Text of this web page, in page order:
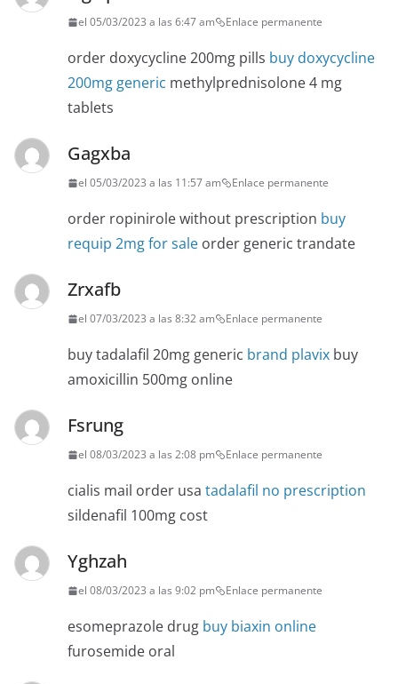
el 05/03/2023 a las 6:47 am Enlace permanente
order doxycycline 200mg pills buy doxycycline
200mg generic methylprednisolone 4 mg
tablets
Gagxba
el 05/03/2023 a las 11:57 am Enlace permanente
order ropinirole without prescription buy
requip 2mg for sale order generic trandate
Zrxafb
el 07/03/2023 a las 8:32 am Enlace permanente
buy tadalafil 20mg generic brand plavix buy
amoxicillin 500mg online
Fsrung
el 08/03/2023 a las 2:08 pm Enlace permanente
cialis mail order usa tadalafil no prescription
sildenafil 100mg cost
Yghzah
el 08/03/2023 a las 9:02 pm Enlace permanente
esomeprazole drug buy biaxin online
furosemide oral